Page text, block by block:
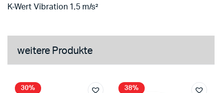
K-Wert Vibration 1,5 m/s²
weitere Produkte
30% 38%